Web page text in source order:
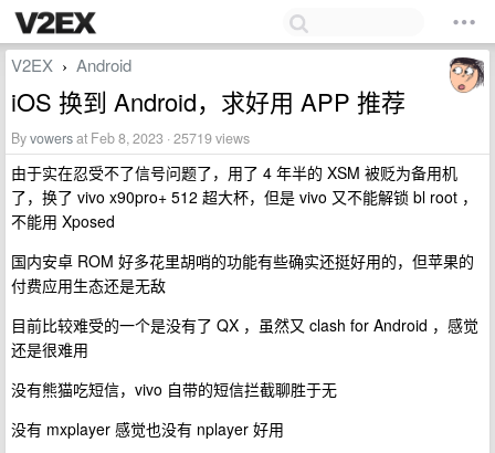
V2EX › Android
iOS 换到 Android，求好用 APP 推荐
Byvowersat Feb 8, 2023 · 25719 views
由于实在忍受不了信号问题了，用了 4 年半的 XSM 被贬为备用机
了，换了 vivo x90pro+ 512 超大杯，但是 vivo 又不能解锁 bl root ，
不能用 Xposed
国内安卓 ROM 好多花里胡哨的功能有些确实还挺好用的，但苹果的
付费应用生态还是无敌
目前比较难受的一个是没有了 QX ，虽然又 clash for Android ，感觉
还是很难用
没有熊猫吃短信，vivo 自带的短信拦截聊胜于无
没有 mxplayer 感觉也没有 nplayer 好用